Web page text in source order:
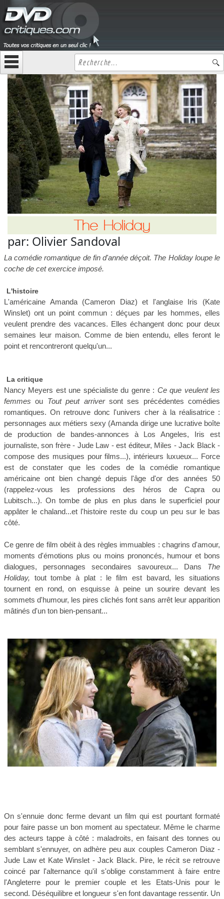
The Holiday
par: Olivier Sandoval
La comédie romantique de fin d'année déçoit. The Holiday loupe le
coche de cet exercice imposé.
L'histoire
L'américaine Amanda (Cameron Diaz) et l'anglaise Iris (Kate
Winslet) ont un point commun : déçues par les hommes, elles
veulent prendre des vacances. Elles échangent donc pour deux
semaines leur maison. Comme de bien entendu, elles feront le
point et rencontreront quelqu'un...
La critique
Nancy Meyers est une spécialiste du genre : Ce que veulent les
femmes ou Tout peut arriversont ses précédentes comédies
romantiques. On retrouve donc l'univers cher à la réalisatrice :
personnages aux métiers sexy (Amanda dirige une lucrative boîte
de production de bandes-annonces à Los Angeles, Iris est
journaliste, son frère - Jude Law - est éditeur, Miles - Jack Black -
compose des musiques pour films...), intérieurs luxueux... Force
est de constater que les codes de la comédie romantique
américaine ont bien changé depuis l'âge d'or des années 50
(rappelez-vous les professions des héros de Capra ou
Lubitsch...). On tombe de plus en plus dans le superficiel pour
appâter le chaland...et l'histoire reste du coup un peu sur le bas
côté.
Ce genre de film obéit à des règles immuables : chagrins d'amour,
moments d'émotions plus ou moins prononcés, humour et bons
dialogues, personnages secondaires savoureux... Dans The
Holiday, tout tombe à plat : le film est bavard, les situations
tournent en rond, on esquisse à peine un sourire devant les
sommets d'humour, les pires clichés font sans arrêt leur apparition
mâtinés d'un ton bien-pensant...
On s'ennuie donc ferme devant un film qui est pourtant formaté
pour faire passe un bon moment au spectateur. Même le charme
des acteurs tappe à côté : maladroits, en faisant des tonnes ou
semblant s'ennuyer, on adhère peu aux couples Cameron Diaz -
Jude Law et Kate Winslet - Jack Black. Pire, le récit se retrouve
coincé par l'alternance qu'il s'oblige constamment à faire entre
l'Angleterre pour le premier couple et les Etats-Unis pour le
second. Déséquilibre et longueur s'en font davantage ressentir. Un